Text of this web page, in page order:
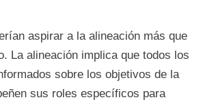
aspirar a la alineación más que
La alineación implica que todos los
sobre los objetivos de la
sus roles específicos para